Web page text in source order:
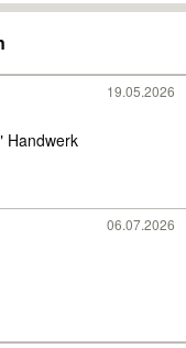
19.05.2026
Handwerk
06.07.2026